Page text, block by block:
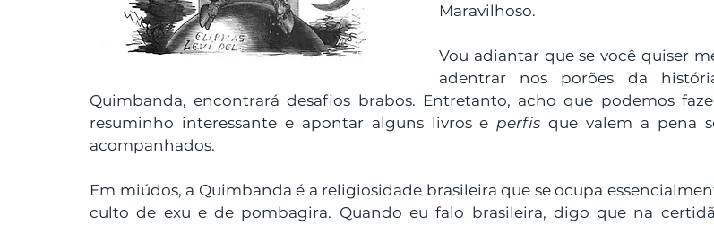
Maravilhoso.
Vou adiantar que se você quiser
adentrar nos porões da
Quimbanda, encontrará desafios brabos. Entretanto, acho que podemos
resuminho interessante e apontar alguns livros e perfis que valem a pena
acompanhados.
Em miúdos, a Quimbanda é a religiosidade brasileira que se ocupa
culto de exu e de pombagira. Quando eu falo brasileira, digo que na